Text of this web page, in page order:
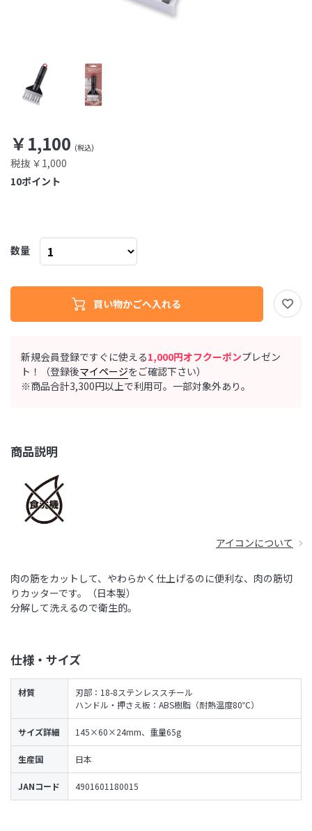
新規会員登録ですぐに使える1,000円オフクーポンプレゼン
ト！（登録後マイページをご確認下さい）
※商品合計3,300円以上で利用可。一部対象外あり。
商品説明
アイコンについて
肉の筋をカットして、やわらかく仕上げるのに便利な、肉の筋切
りカッターです。（日本製）
分解して洗えるので衛生的。
仕様・サイズ
材質
刃部：18-8ステンレススチール
ハンドル・押さえ板：ABS樹脂（耐熱温度80℃）
サイズ詳細 145×60×24mm、重量65g
生産国 日本
JANコード 4901601180015
￥1,100
税抜 ￥1,000
ポイント
10
数量